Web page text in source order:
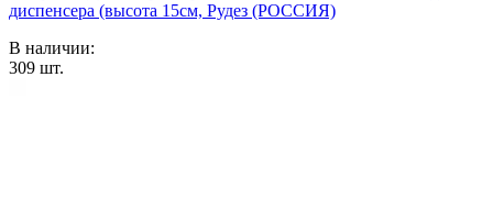
диспенсера (высота 15см, Рудез (РОССИЯ)
В наличии:
309 шт.